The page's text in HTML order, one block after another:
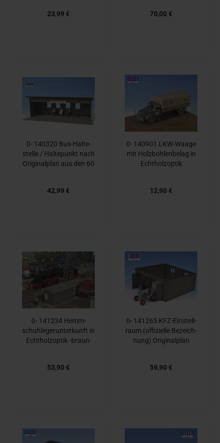
23,99 €
70,00 €
0- 140320 Bus-​Hal­te­
stel­le / Hal­te­punkt nach
Ori­gi­nal­plan aus den 60
42,99 €
0- 140901 LKW-​Waage
mit Holz­boh­len­be­lag in
Echt­holz­op­tik
12,90 €
0- 141234 Hemm­
schuh­le­ger­un­ter­kunft in
Echt­holz­op­tik -​braun-​
53,90 €
0- 141265 KFZ-​Ein­stell­
raum (of­fi­zi­el­le Be­zeich­
nung) Ori­gi­nal­plan
59,90 €